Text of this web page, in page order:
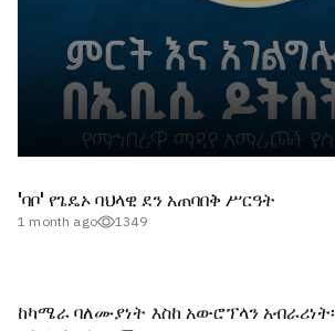
'ባቦ' የጌዴኦ ባህላዊ ደን አጠባበቅ ሥርዓት
1 month ago 1349
ከካሜራ ባለሙያነት እስከ አውሮፕላን አብራሪነት፡